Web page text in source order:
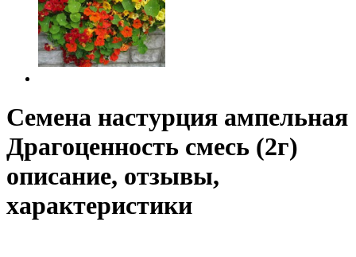
Семена настурция ампельная
Драгоценность смесь (2г)
описание, отзывы,
характеристики